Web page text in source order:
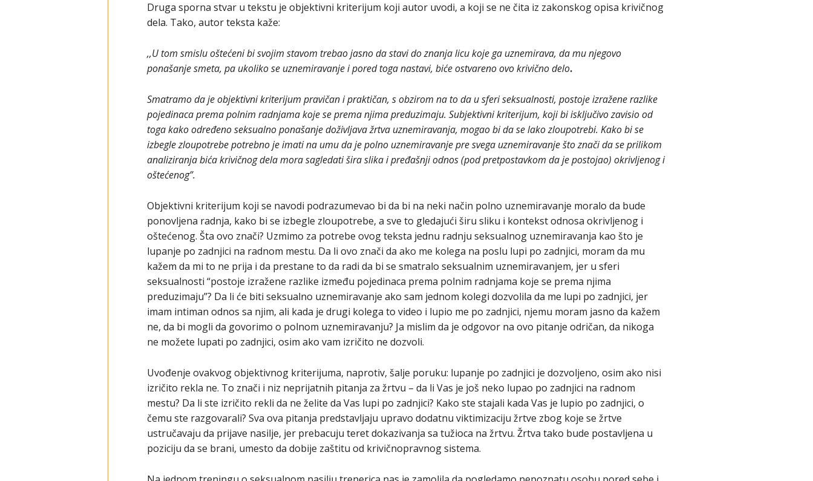
Druga sporna stvar u tekstu je objektivni kriterijum koji autor uvodi, a koji se ne čita iz zakonskog opisa krivičnog
dela. Tako, autor teksta kaže:
,,U tom smislu oštećeni bi svojim stavom trebao jasno da stavi do znanja licu koje ga uznemirava, da mu njegovo
ponašanje smeta, pa ukoliko se uznemiravanje i pored toga nastavi, biće ostvareno ovo krivično delo.
Smatramo da je objektivni kriterijum pravičan i praktičan, s obzirom na to da u sferi seksualnosti, postoje izražene razlike
pojedinaca prema polnim radnjama koje se prema njima preduzimaju. Subjektivni kriterijum, koji bi isključivo zavisio od
toga kako određeno seksualno ponašanje doživljava žrtva uznemiravanja, mogao bi da se lako zloupotrebi. Kako bi se
izbegle zloupotrebe potrebno je imati na umu da je polno uznemiravanje pre svega uznemiravanje što znači da se prilikom
analiziranja bića krivičnog dela mora sagledati šira slika i pređašnji odnos (pod pretpostavkom da je postojao) okrivljenog i
oštećenog”.
Objektivni kriterijum koji se navodi podrazumevao bi da bi na neki način polno uznemiravanje moralo da bude
ponovljena radnja, kako bi se izbegle zloupotrebe, a sve to gledajući širu sliku i kontekst odnosa okrivljenog i
oštećenog. Šta ovo znači? Uzmimo za potrebe ovog teksta jednu radnju seksualnog uznemiravanja kao što je
lupanje po zadnjici na radnom mestu. Da li ovo znači da ako me kolega na poslu lupi po zadnjici, moram da mu
kažem da mi to ne prija i da prestane to da radi da bi se smatralo seksualnim uznemiravanjem, jer u sferi
seksualnosti “postoje izražene razlike između pojedinaca prema polnim radnjama koje se prema njima
preduzimaju”? Da li će biti seksualno uznemiravanje ako sam jednom kolegi dozvolila da me lupi po zadnjici, jer
imam intiman odnos sa njim, ali kada je drugi kolega to video i lupio me po zadnjici, njemu moram jasno da kažem
ne, da bi mogli da govorimo o polnom uznemiravanju? Ja mislim da je odgovor na ovo pitanje odričan, da nikoga
ne možete lupati po zadnjici, osim ako vam izričito ne dozvoli.
Uvođenje ovakvog objektivnog kriterijuma, naprotiv, šalje poruku: lupanje po zadnjici je dozvoljeno, osim ako nisi
izričito rekla ne. To znači i niz neprijatnih pitanja za žrtvu – da li Vas je još neko lupao po zadnjici na radnom
mestu? Da li ste izričito rekli da ne želite da Vas lupi po zadnjici? Kako ste stajali kada Vas je lupio po zadnjici, o
čemu ste razgovarali? Sva ova pitanja predstavljaju upravo dodatnu viktimizaciju žrtve zbog koje se žrtve
ustručavaju da prijave nasilje, jer prebacuju teret dokazivanja sa tužioca na žrtvu. Žrtva tako bude postavljena u
poziciju da se brani, umesto da dobije zaštitu od krivičnopravnog sistema.